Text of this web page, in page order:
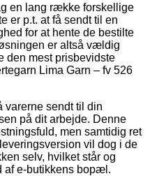
en lang række forskellige
er p.t. at få sendt til en
for at hente de bestilte
er altså vældig
den mest prisbevidste
Lima Garn – fv 526
varerne sendt til din
på dit arbejde. Denne
men samtidig ret
vil dog i de
selv, hvilket står og
af e-butikkens bopæl.